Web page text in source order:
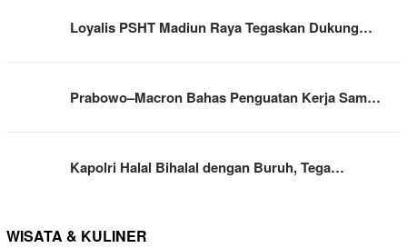
Loyalis PSHT Madiun Raya Tegaskan Dukung…
Prabowo–Macron Bahas Penguatan Kerja Sam…
Kapolri Halal Bihalal dengan Buruh, Tega…
WISATA & KULINER